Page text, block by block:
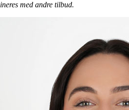
med andre tilbud.